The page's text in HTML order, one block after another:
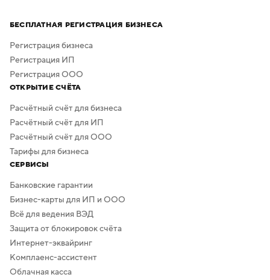
а скачать результат можно бесплатно в высоком
качестве. Дополнительная обработка не нужна —
в сервисе предусмотрено скачивание логотипа без
фона.
БЕСПЛАТНАЯ РЕГИСТРАЦИЯ БИЗНЕСА
Регистрация бизнеса
Регистрация ИП
Регистрация ООО
ОТКРЫТИЕ СЧЁТА
Расчётный счёт для бизнеса
Расчётный счёт для ИП
Расчётный счёт для ООО
Тарифы для бизнеса
СЕРВИСЫ
Банковские гарантии
Бизнес-карты для ИП и ООО
Всё для ведения ВЭД
Защита от блокировок счёта
Интернет-эквайринг
Комплаенс-ассистент
Облачная касса